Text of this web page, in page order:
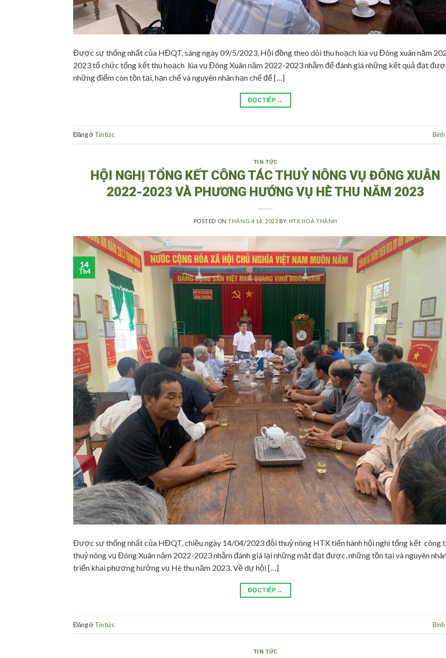
Được sự thống nhất của HĐQT, sáng ngày 09/5/2023, Hội đồng theo dõi thu hoạch lúa vụ Đông xuân năm
2023 tổ chức tổng kết thu hoạch lúa vụ Đông Xuân năm 2022-2023 nhằm để đánh giá những kết quả đạt
những điểm còn tồn tại, hạn chế và nguyên nhân hạn chế để […]
ĐỌC TIẾP →
Đăng ởTin tức
TIN TỨC
HỘI NGHỊ TỔNG KẾT CÔNG TÁC THUỶ NÔNG VỤ ĐÔNG XUÂN
2022-2023 VÀ PHƯƠNG HƯỚNG VỤ HÈ THU NĂM 2023
POSTED ONTHÁNG 4 14, 2023 BY HTX HOÀ THÀNH
14
Th4
Được sự thống nhất của HĐQT, chiều ngày 14/04/2023 đội thuỷ nông HTX tiến hành hội nghị tổng kết công
thuỷ nông vụ Đông Xuân năm 2022-2023 nhằm đánh giá lại những mặt đạt được, những tồn tại và nguyên
triển khai phương hướng vụ Hè thu năm 2023. Về dự hội […]
ĐỌC TIẾP →
Đăng ởTin tức
TIN TỨC